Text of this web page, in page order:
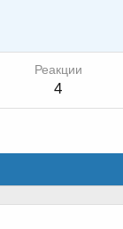
Реакции
4